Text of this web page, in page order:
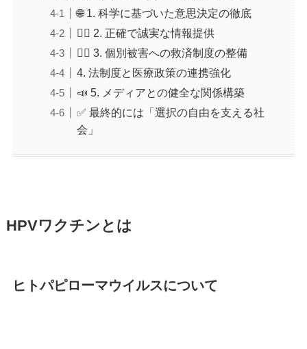
🌐 1. 科学に基づいた意思決定の徹底
🧑‍⚕️ 2. 正確で誠実な情報提供
🧘‍♀️ 3. 個別被害への救済制度の整備
4. 法制度と医療政策の連携強化
📣 5. メディアとの健全な関係構築
✅ 最終的には「選択の自由を支える社
会」
HPVワクチンとは
ヒトパピローマウイルスについて